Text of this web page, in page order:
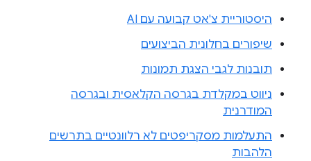
היסטוריית צ'אט קבועה עם AI
שיפורים בחלונית הביצועים
תובנות לגבי הצגת תמונות
ניווט במקלדת בגרסה הקלאסית ובגרסה
המודרנית
התעלמות מסקריפטים לא רלוונטיים בתרשים
הלהבות